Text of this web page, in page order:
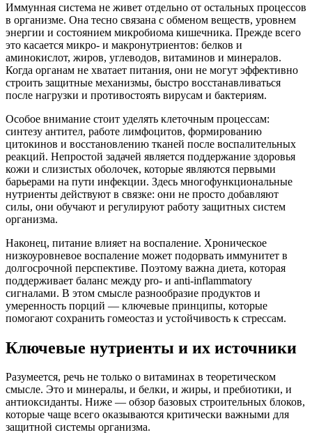
Иммунная система не живет отдельно от остальных процессов
в организме. Она тесно связана с обменом веществ, уровнем
энергии и состоянием микробиома кишечника. Прежде всего
это касается микро- и макронутриентов: белков и
аминокислот, жиров, углеводов, витаминов и минералов.
Когда органам не хватает питания, они не могут эффективно
строить защитные механизмы, быстро восстанавливаться
после нагрузки и противостоять вирусам и бактериям.
Особое внимание стоит уделять клеточным процессам:
синтезу антител, работе лимфоцитов, формированию
цитокинов и восстановлению тканей после воспалительных
реакций. Непростой задачей является поддержание здоровья
кожи и слизистых оболочек, которые являются первыми
барьерами на пути инфекции. Здесь многофункциональные
нутриенты действуют в связке: они не просто добавляют
силы, они обучают и регулируют работу защитных систем
организма.
Наконец, питание влияет на воспаление. Хроническое
низкоуровневое воспаление может подорвать иммунитет в
долгосрочной перспективе. Поэтому важна диета, которая
поддерживает баланс между pro- и anti-inflammatory
сигналами. В этом смысле разнообразие продуктов и
умеренность порций — ключевые принципы, которые
помогают сохранить гомеостаз и устойчивость к стрессам.
Ключевые нутриенты и их источники
Разумеется, речь не только о витаминах в теоретическом
смысле. Это и минералы, и белки, и жиры, и пребиотики, и
антиоксиданты. Ниже — обзор базовых строительных блоков,
которые чаще всего оказываются критически важными для
защитной системы организма.